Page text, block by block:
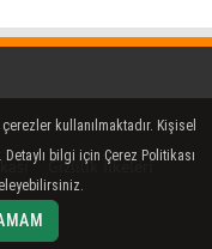
Gizlilik İlkeleri
kullanılmaktadır. Kişisel
bilgi için Çerez Politikası